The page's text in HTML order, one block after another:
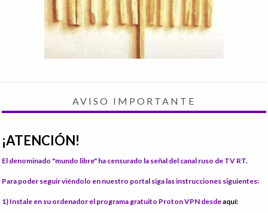
AVISO IMPORTANTE
¡ATENCIÓN!
El denominado "mundo libre" ha censurado la señal del canal ruso de TV RT.
Para poder seguir viéndolo en nuestro portal siga las instrucciones siguientes:
1) Instale en su ordenador el programa gratuito Proton VPN desdeaquí: